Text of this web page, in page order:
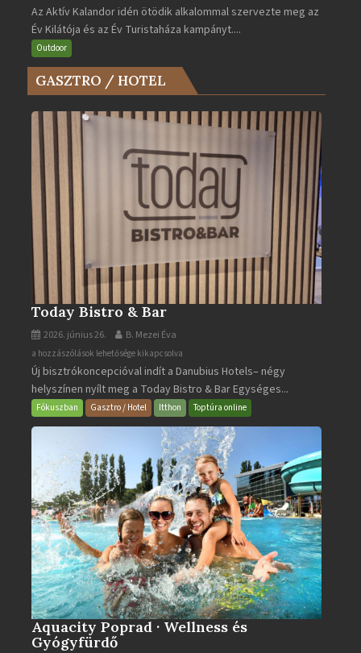
Év
Kilátója
és
Év
Turistaháza
bejegyzéshez
Az Aktív Kalandor idén ötödik alkalommal szervezte meg az
Év Kilátója és az Év Turistaháza kampányt....
Outdoor
GASZTRO / HOTEL
Today Bistro & Bar
2026. június 26. B. Mezei Éva
Today
Bistro
&
Bar
a hozzászólások lehetősége kikapcsolva
Új bisztrókoncepcióval indít a Danubius Hotels– négy
helyszínen nyílt meg a Today Bistro & Bar Egységes...
Fókuszban Gasztro / Hotel Itthon Toptúra online
Aquacity Poprad · Wellness és
Gyógyfürdő